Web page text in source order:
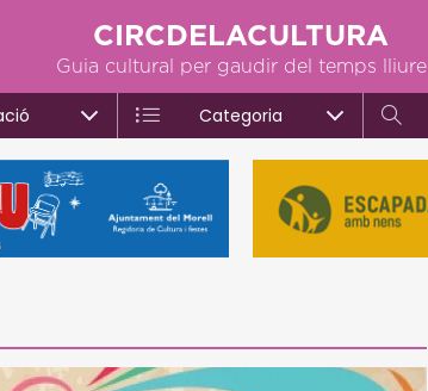
CIRCDELACULTURA
Guia cultural per gaudir del temps lliure
Categoria